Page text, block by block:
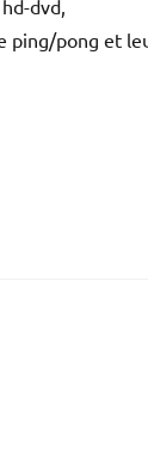
dvd,
ping/pong et